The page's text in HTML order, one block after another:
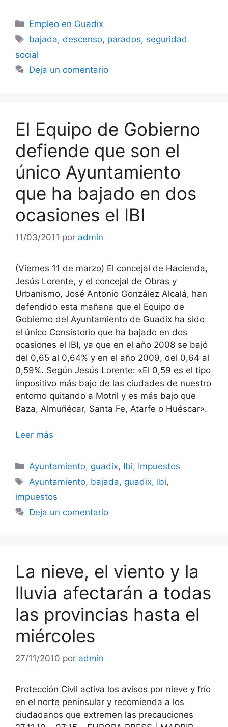
Categorías
Empleo en Guadix
Etiquetas
bajada, descenso, parados, seguridad
social
Deja un comentario
El Equipo de Gobierno
defiende que son el
único Ayuntamiento
que ha bajado en dos
ocasiones el IBI
11/03/2011 por admin
(Viernes 11 de marzo) El concejal de Hacienda,
Jesús Lorente, y el concejal de Obras y
Urbanismo, José Antonio González Alcalá, han
defendido esta mañana que el Equipo de
Gobierno del Ayuntamiento de Guadix ha sido
el único Consistorio que ha bajado en dos
ocasiones el IBI, ya que en el año 2008 se bajó
del 0,65 al 0,64% y en el año 2009, del 0,64 al
0,59%. Según Jesús Lorente: «El 0,59 es el tipo
impositivo más bajo de las ciudades de nuestro
entorno quitando a Motril y es más bajo que
Baza, Almuñécar, Santa Fe, Atarfe o Huéscar».
Leer más
Categorías
Ayuntamiento, guadix, Ibi, Impuestos
Etiquetas
Ayuntamiento, bajada, guadix, Ibi,
impuestos
Deja un comentario
La nieve, el viento y la
lluvia afectarán a todas
las provincias hasta el
miércoles
27/11/2010 por admin
Protección Civil activa los avisos por nieve y frío
en el norte peninsular y recomienda a los
ciudadanos que extremen las precauciones